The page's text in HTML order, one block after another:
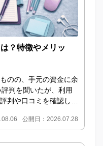
？特徴やメリッ
のの、手元の資金に余
判を聞いたが、利用
判や口コミを確認して
公開日：2026.07.28